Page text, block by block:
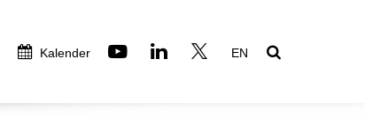
Kalender EN